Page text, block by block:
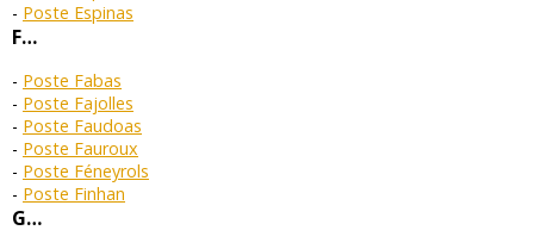
Poste Espinas
F…
Poste Fabas
Poste Fajolles
Poste Faudoas
Poste Fauroux
Poste Féneyrols
Poste Finhan
G…